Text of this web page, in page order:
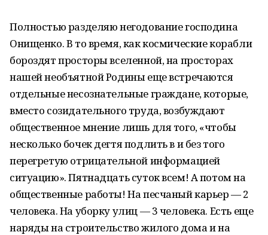
Полностью разделяю негодование господина
Онищенко. В то время, как космические корабли
бороздят просторы вселенной, на просторах
нашей необъятной Родины еще встречаются
отдельные несознательные граждане, которые,
вместо созидательного труда, возбуждают
общественное мнение лишь для того, «чтобы
несколько бочек дегтя подлить в и без того
перегретую отрицательной информацией
ситуацию». Пятнадцать суток всем! А потом на
общественные работы! На песчаный карьер — 2
человека. На уборку улиц — 3 человека. Есть еще
наряды на строительство жилого дома и на